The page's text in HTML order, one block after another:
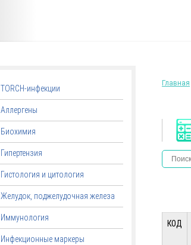
TORCH-инфекции
Аллергены
Биохимия
Гипертензия
Гистология и цитология
Желудок, поджелудочная железа
Иммунология
Инфекционные маркеры
Главная
КОД